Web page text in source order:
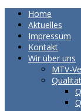
Home
Aktuelles
Impressum
Kontakt
Wir über uns
MTV-